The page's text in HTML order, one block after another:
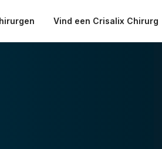
Vind een Crisalix Chirurg